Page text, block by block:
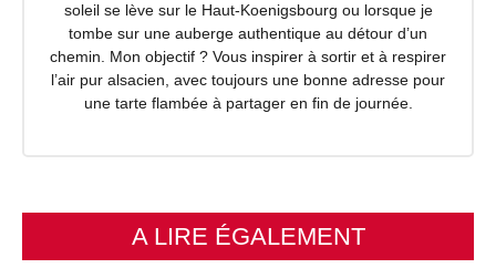
soleil se lève sur le Haut-Koenigsbourg ou lorsque je
tombe sur une auberge authentique au détour d’un
chemin. Mon objectif ? Vous inspirer à sortir et à respirer
l’air pur alsacien, avec toujours une bonne adresse pour
une tarte flambée à partager en fin de journée.
A LIRE ÉGALEMENT